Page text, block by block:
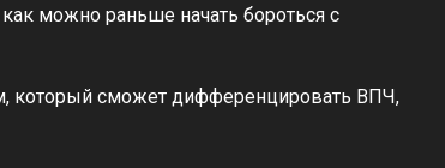
можно раньше начать бороться с
который сможет дифференцировать ВПЧ,